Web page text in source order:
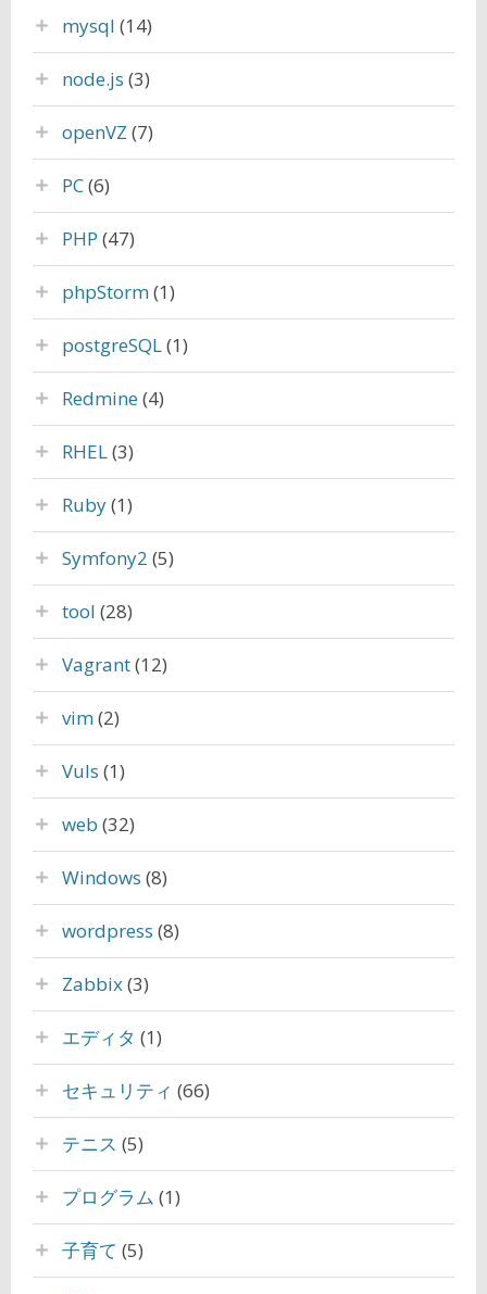
mysql (14)
node.js (3)
openVZ (7)
PC(6)
PHP (47)
phpStorm(1)
postgreSQL(1)
Redmine(4)
RHEL(3)
Ruby(1)
Symfony2 (5)
tool (28)
Vagrant(12)
vim(2)
Vuls (1)
web (32)
Windows (8)
wordpress (8)
Zabbix(3)
エディタ (1)
セキュリティ (66)
テニス (5)
プログラム (1)
子育て (5)